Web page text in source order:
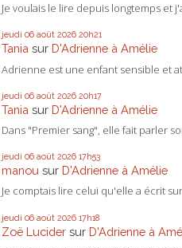
Je voulais le lire depuis longtemps et
jeudi 06 août 2026 20h21
Tania sur D'Adrienne à Amélie
Adrienne est une enfant sensible et
jeudi 06 août 2026 20h17
Tania sur D'Adrienne à Amélie
Dans "Premier sang", elle fait parler
jeudi 06 août 2026 17h53
manou sur D'Adrienne à Amélie
Je comptais lire celui qu'elle a écrit
jeudi 06 août 2026 17h18
Zoë Lucider sur D'Adrienne à